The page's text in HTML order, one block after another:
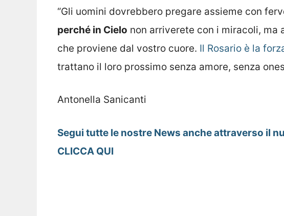
“Gli uomini dovrebbero pregare assieme con
perché in Cielo non arriverete con i miracoli, ma
che proviene dal vostro cuore. Il Rosario è la
trattano il loro prossimo senza amore, senza
Antonella Sanicanti
Segui tutte le nostre News anche attraverso il
CLICCA QUI